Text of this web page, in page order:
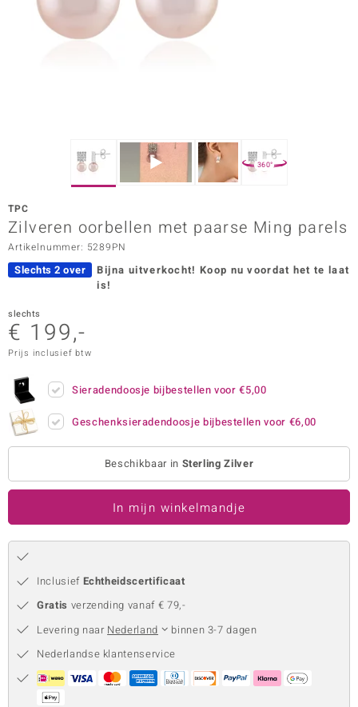
Vogue
in Italy
Paraíso
360°
TPC
Zilveren oorbellen met paarse Ming parels
Artikelnummer: 5289PN
Slechts 2 over Bijna uitverkocht! Koop nu voordat het te laat
is!
slechts
€ 199,-
Prijs inclusief btw
Sieradendoosje bijbestellen voor€5,00
Geschenksieradendoosje bijbestellen voor €6,00
Beschikbaar in Sterling Zilver
In mijn winkelmandje
Inclusief Echtheidscertificaat
Gratis verzending vanaf € 79,-
Levering naar Nederland
binnen 3-7 dagen
Nederlandse klantenservice